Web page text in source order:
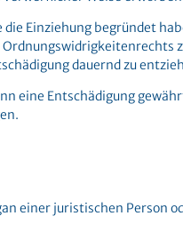
Einziehung begründet
dauernd zu
eine Entschädigung
einer juristischen Person